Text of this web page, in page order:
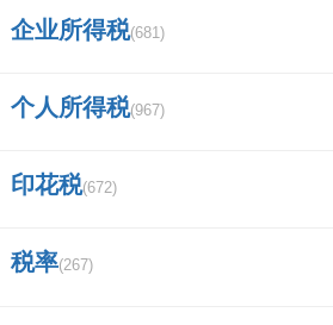
苹果电脑 MacBook
加入过？
企业所得税(681)
个人所得税(967)
印花税(672)
税率(267)